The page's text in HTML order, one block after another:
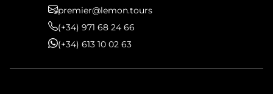
premier@lemon.tours
(+34) 971 68 24 66
(+34) 613 10 02 63